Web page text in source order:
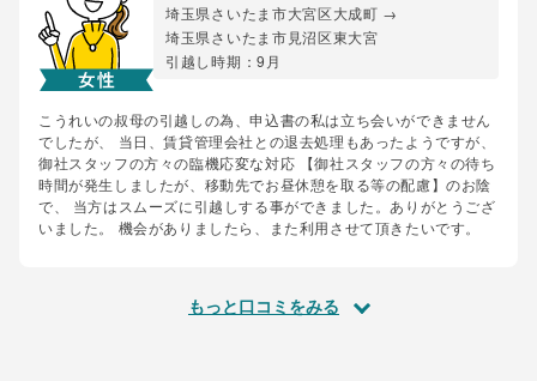
埼玉県さいたま市大宮区大成町 →
埼玉県さいたま市見沼区東大宮
引越し時期：9月
こうれいの叔母の引越しの為、申込書の私は立ち会いができません
でしたが、 当日、賃貸管理会社との退去処理もあったようですが、
御社スタッフの方々の臨機応変な対応 【御社スタッフの方々の待ち
時間が発生しましたが、移動先でお昼休憩を取る等の配慮】のお陰
で、 当方はスムーズに引越しする事ができました。ありがとうござ
いました。 機会がありましたら、また利用させて頂きたいです。
もっと口コミをみる